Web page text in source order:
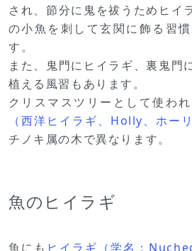
され、節分に鬼を祓うためヒイ
の小魚を刺して玄関に飾る習
す。
また、鬼門にヒイラギ、裏鬼門
植える風習もあります。
クリスマスツリーとして使われ
（西洋ヒイラギ、Holly、ホーリ
チノキ属の木で異なります。
魚のヒイラギ
魚にも ヒイラギ（学名：